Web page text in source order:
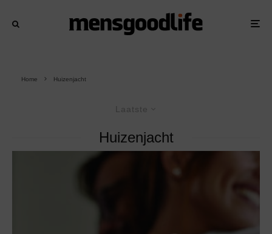
Home Huizenjacht
Laatste
Huizenjacht